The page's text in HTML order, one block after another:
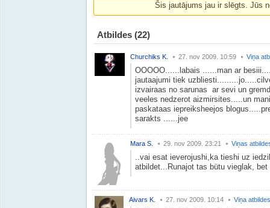
Šis jautājums jau ir slēgts. Jūs
Atbildes (22)
Churchiks K. 27. nov 2009. 10:59 Viņa
OOOOO......labais ......man ar
jautaajumi tiek
izvairaas no sarunas ar sevi un
veeles nedzerot aizmirsites.....un
paskataas iepreiksheejos
sarakts ......jee
Mara S. 29. nov 2009. 23:21 Viņas
..vai esat ieverojushi,ka tieshi uz
atbildet...Runajot tas bütu vieglak,
Aivars K. 27. nov 2009. 10:14 Viņa atbildes